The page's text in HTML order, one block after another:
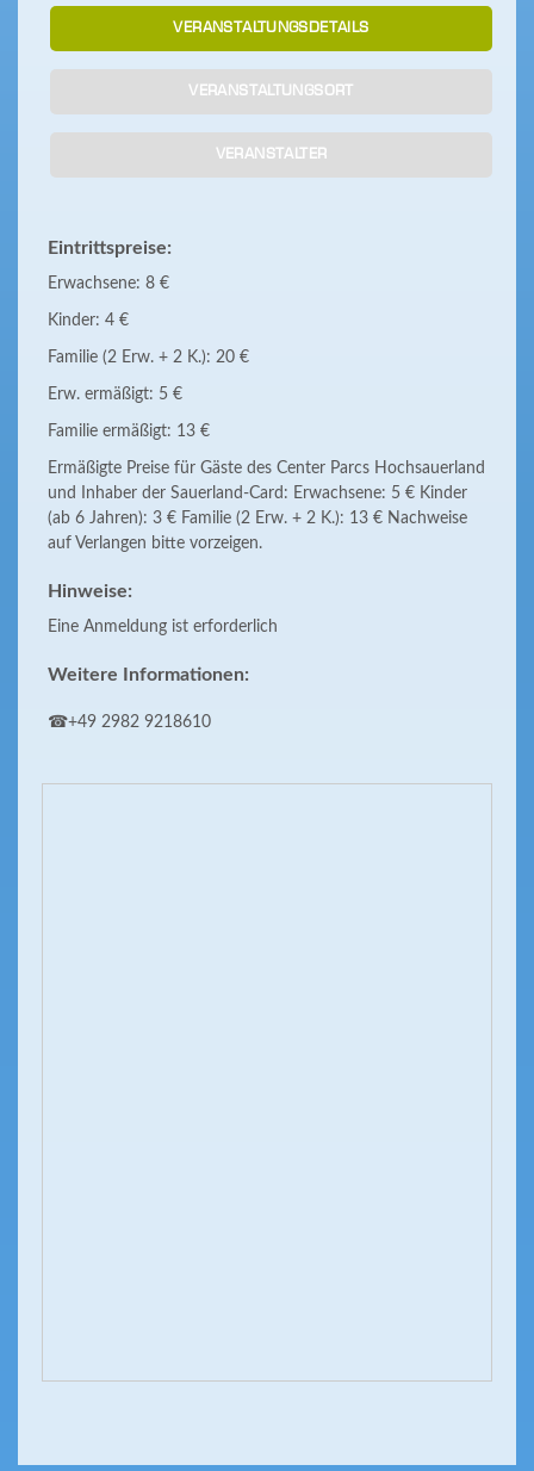
VERANSTALTUNGSDETAILS
VERANSTALTUNGSORT
VERANSTALTER
Eintrittspreise:
Erwachsene: 8 €
Kinder: 4 €
Familie (2 Erw. + 2 K.): 20 €
Erw. ermäßigt: 5 €
Familie ermäßigt: 13 €
Ermäßigte Preise für Gäste des Center Parcs Hochsauerland
und Inhaber der Sauerland-Card: Erwachsene: 5 € Kinder
(ab 6 Jahren): 3 € Familie (2 Erw. + 2 K.): 13 € Nachweise
auf Verlangen bitte vorzeigen.
Hinweise:
Eine Anmeldung ist erforderlich
Weitere Informationen:
☎+49 2982 9218610